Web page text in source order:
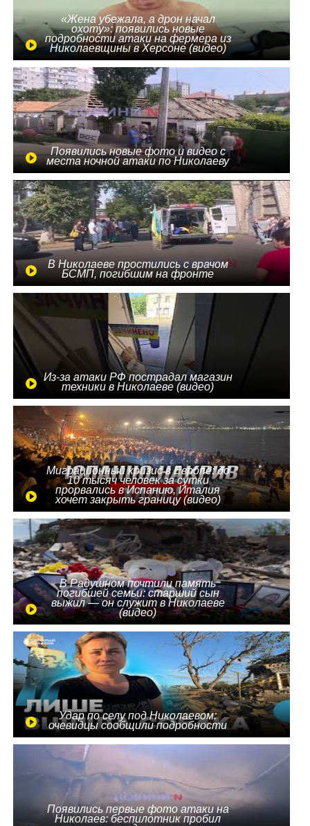
«Жена убежала, а дрон начал
охоту»: появились новые
подробности атаки на фермера из
Николаевщины в Херсоне (видео)
Появились новые фото и видео с
места ночной атаки по Николаеву
В Николаеве простились с врачом
БСМП, погибшим на фронте
Из-за атаки РФ пострадал магазин
техники в Николаеве (видео)
Миграционный кризис в Европе: до
10 тысяч человек за сутки
прорвались в Испанию, Италия
хочет закрыть границу (видео)
В Радушном почтили память
погибшей семьи: старший сын
выжил — он служит в Николаеве
(видео)
Удар по селу под Николаевом:
очевидцы сообщили подробности
Появились первые фото атаки на
Николаев: беспилотник пробил